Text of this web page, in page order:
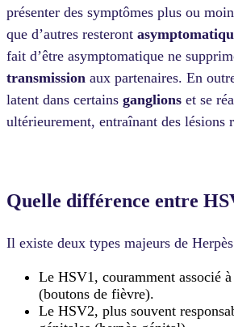
présenter des symptômes plus ou
que d’autres resteront
fait d’être asymptomatique ne
transmission aux partenaires. En
latent dans certains ganglions et se
ultérieurement, entraînant des lésions
Quelle différence entre
Il existe deux types majeurs de
Le HSV1, couramment associé
(boutons de fièvre).
Le HSV2, plus souvent